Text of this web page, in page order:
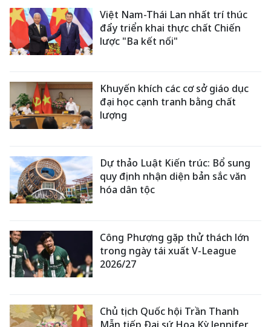
Việt Nam-Thái Lan nhất trí thúc
đẩy triển khai thực chất Chiến
lược "Ba kết nối"
Khuyến khích các cơ sở giáo dục
đại học cạnh tranh bằng chất
lượng
Dự thảo Luật Kiến trúc: Bổ sung
quy định nhận diện bản sắc văn
hóa dân tộc
Công Phượng gặp thử thách lớn
trong ngày tái xuất V-League
2026/27
Chủ tịch Quốc hội Trần Thanh